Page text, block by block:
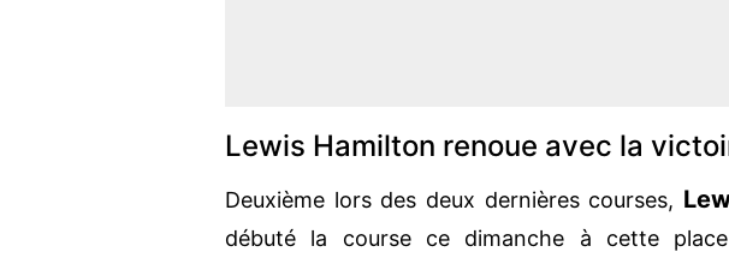
Lewis Hamilton renoue avec la
Deuxième lors des deux dernières courses,
débuté la course ce dimanche à cette